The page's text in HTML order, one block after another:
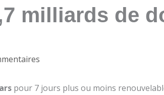
milliards de
pour 7 jours plus ou moins